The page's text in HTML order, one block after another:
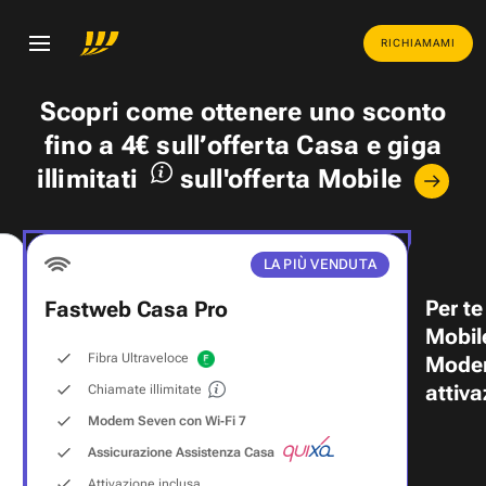
RICHIAMAMI
Scopri come ottenere uno sconto
fino a 4€ sull’offerta Casa egiga
illimitati
sull'offerta Mobile
LA PIÙ VENDUTA
Fastweb Casa Pro
Fibra Ultraveloce
Chiamate illimitate
Modem Seven con Wi‑Fi 7
Assicurazione Assistenza Casa
Per